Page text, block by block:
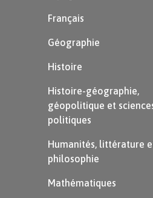
Français
Géographie
Histoire
Histoire-géographie,
géopolitique et
politiques
Humanités, littérature
philosophie
Mathématiques